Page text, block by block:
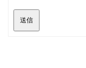
送信